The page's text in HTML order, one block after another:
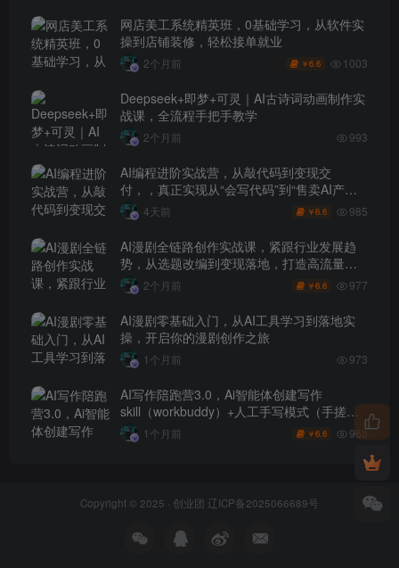
网店美工系统精英班，0基础学习，从软件实
操到店铺装修，轻松接单就业
2个月前 ￥6.6 1003
Deepseek+即梦+可灵｜AI古诗词动画制作实
战课，全流程手把手教学
2个月前 993
AI编程进阶实战营，从敲代码到变现交
付，，真正实现从“会写代码”到“售卖AI产品
盈利”的跨越
4天前 ￥6.6 985
AI漫剧全链路创作实战课，紧跟行业发展趋
势，从选题改编到变现落地，打造高流量优
质作品2个月前 ￥6.6 977
AI漫剧零基础入门，从AI工具学习到落地实
操，开启你的漫剧创作之旅
1个月前 973
AI写作陪跑营3.0，Ai智能体创建写作
skill（workbuddy）+人工手写模式（手搓模
式），去除AI痕迹（头条号、公众号、百家
号）
1个月前 ￥6.6 968
Copyright © 2025 · 创业团 辽ICP备2025066689号